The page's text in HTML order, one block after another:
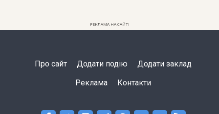
РЕКЛАМА НА САЙТІ
Про сайт Додати подію Додати заклад
Реклама Контакти